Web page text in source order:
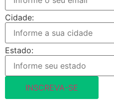
Cidade:
Estado:
INSCREVA-SE